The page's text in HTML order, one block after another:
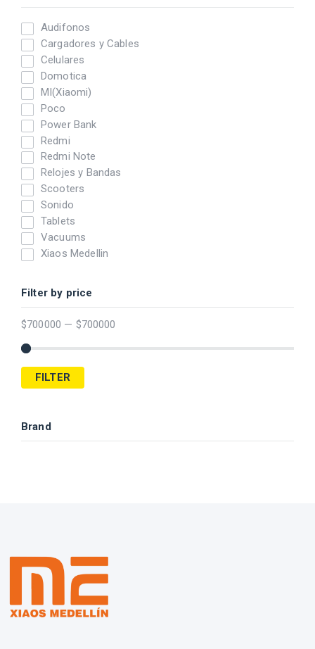
Audifonos
Cargadores y Cables
Celulares
Domotica
MI(Xiaomi)
Poco
Power Bank
Redmi
Redmi Note
Relojes y Bandas
Scooters
Sonido
Tablets
Vacuums
Xiaos Medellin
Filter by price
$700000 — $700000
FILTER
Brand